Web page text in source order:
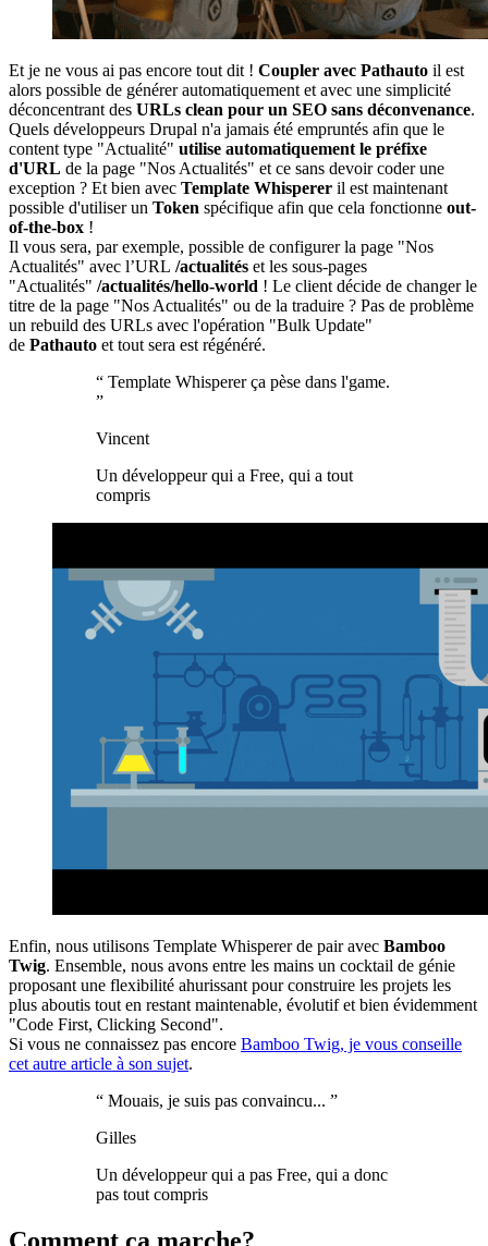
Et je ne vous ai pas encore tout dit ! Coupler avec Pathauto il est
alors possible de générer automatiquement et avec une simplicité
déconcentrant des URLs clean pour un SEO sans déconvenance.
Quels développeurs Drupal n'a jamais été empruntés afin que le
content type "Actualité" utilise automatiquement le préfixe
d'URL de la page "Nos Actualités" et ce sans devoir coder une
exception ? Et bien avec Template Whisperer il est maintenant
possible d'utiliser un Token spécifique afin que cela fonctionne out-
of-the-box !
Il vous sera, par exemple, possible de configurer la page "Nos
Actualités" avec l’URL /actualités et les sous-pages
"Actualités" /actualités/hello-world ! Le client décide de changer le
titre de la page "Nos Actualités" ou de la traduire ? Pas de problème
un rebuild des URLs avec l'opération "Bulk Update"
de Pathauto et tout sera est régénéré.
“ Template Whisperer ça pèse dans l'game.
”
Vincent
Un développeur qui a Free, qui a tout
compris
Enfin, nous utilisons Template Whisperer de pair avec Bamboo
Twig. Ensemble, nous avons entre les mains un cocktail de génie
proposant une flexibilité ahurissant pour construire les projets les
plus aboutis tout en restant maintenable, évolutif et bien évidemment
"Code First, Clicking Second".
Si vous ne connaissez pas encore Bamboo Twig, je vous conseille
cet autre article à son sujet.
“ Mouais, je suis pas convaincu... ”
Gilles
Un développeur qui a pas Free, qui a donc
pas tout compris